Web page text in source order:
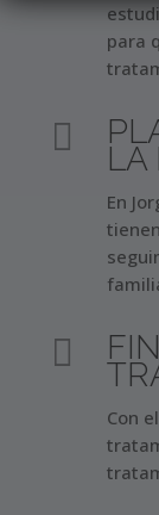
para

LA
En

Con